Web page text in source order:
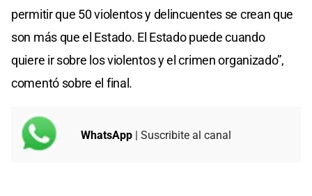
permitir que 50 violentos y delincuentes se crean que
son más que el Estado. El Estado puede cuando
quiere ir sobre los violentos y el crimen organizado”,
comentó sobre el final.
WhatsApp | Suscribite al canal